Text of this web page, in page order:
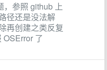
，参照 github 上
径还是没法解
再创建之类反复
了